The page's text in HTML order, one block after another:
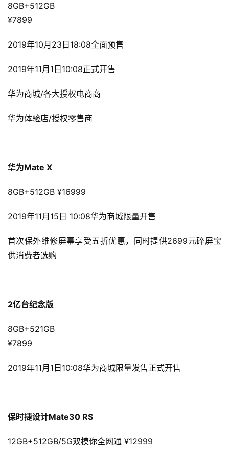
8GB+512GB
¥7899
2019年10月23日18:08全面预售
2019年11月1日10:08正式开售
华为商城/各大授权电商商
华为体验店/授权零售商
华为Mate X
8GB+512GB ¥16999
2019年11月15日 10:08华为商城限量开售
首次保外维修屏幕享受五折优惠，同时提供2699元碎屏宝
供消费者选购
2亿台纪念版
8GB+521GB
¥7899
2019年11月1日10:08华为商城限量发售正式开售
保时捷设计Mate30 RS
12GB+512GB/5G双模你全网通 ¥12999